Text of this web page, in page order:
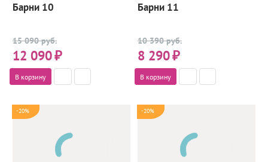
Барни 10
15 090 руб.
12 090₽
В корзину
Барни 11
10 390 руб.
8 290₽
В корзину
-20% -20%